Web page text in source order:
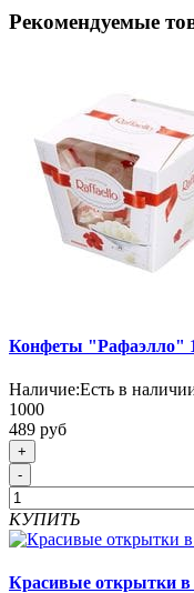
Рекомендуемые
Конфеты "Рафаэлло"
Наличие:Есть в
1000
489 руб
+
-
КУПИТЬ
Красивые открытки в